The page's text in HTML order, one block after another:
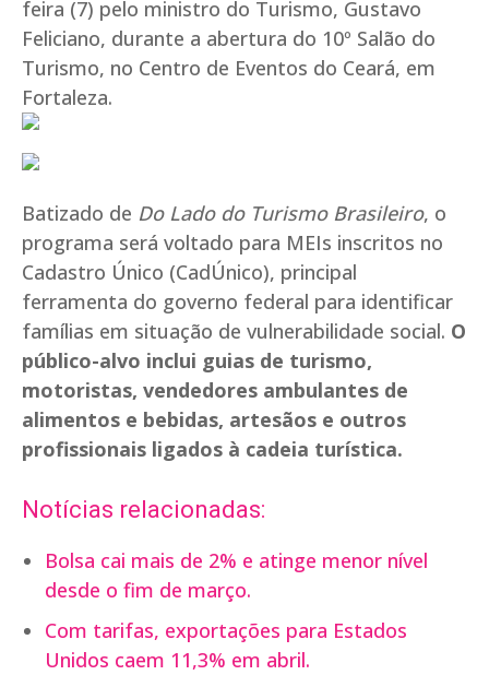
feira (7) pelo ministro do Turismo, Gustavo
Feliciano, durante a abertura do 10º Salão do
Turismo, no Centro de Eventos do Ceará, em
Fortaleza.
Batizado de Do Lado do Turismo Brasileiro, o
programa será voltado para MEIs inscritos no
Cadastro Único (CadÚnico), principal
ferramenta do governo federal para identificar
famílias em situação de vulnerabilidade social. O
público-alvo inclui guias de turismo,
motoristas, vendedores ambulantes de
alimentos e bebidas, artesãos e outros
profissionais ligados à cadeia turística.
Notícias relacionadas:
Bolsa cai mais de 2% e atinge menor nível
desde o fim de março.
Com tarifas, exportações para Estados
Unidos caem 11,3% em abril.